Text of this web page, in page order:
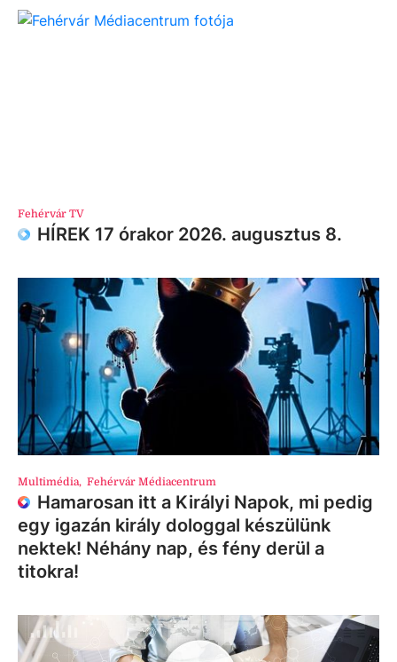
Fehérvár TV
HÍREK 17 órakor 2026. augusztus 8.
Multimédia, Fehérvár Médiacentrum
Hamarosan itt a Királyi Napok, mi pedig
egy igazán király dologgal készülünk
nektek! Néhány nap, és fény derül a
titokra!